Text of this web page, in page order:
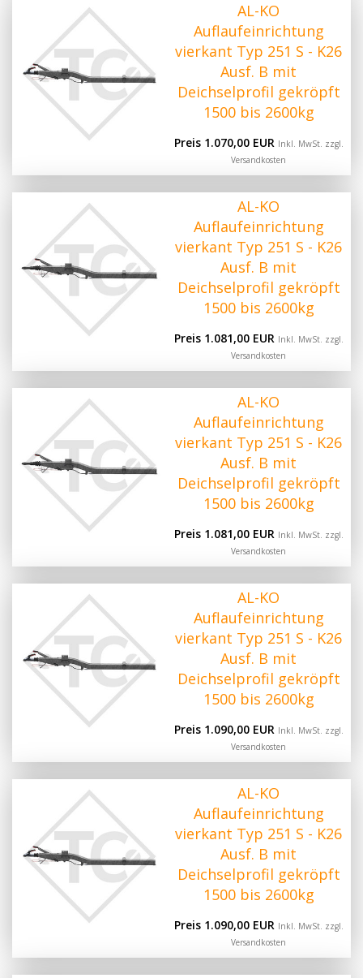
AL-KO
Auflaufeinrichtung
vierkant Typ 251 S - K26
Ausf. B mit
Deichselprofil gekröpft
1500 bis 2600kg
Preis 1.070,00 EUR Inkl. MwSt. zzgl.
Versandkosten
AL-KO
Auflaufeinrichtung
vierkant Typ 251 S - K26
Ausf. B mit
Deichselprofil gekröpft
1500 bis 2600kg
Preis 1.081,00 EUR Inkl. MwSt. zzgl.
Versandkosten
AL-KO
Auflaufeinrichtung
vierkant Typ 251 S - K26
Ausf. B mit
Deichselprofil gekröpft
1500 bis 2600kg
Preis 1.081,00 EUR Inkl. MwSt. zzgl.
Versandkosten
AL-KO
Auflaufeinrichtung
vierkant Typ 251 S - K26
Ausf. B mit
Deichselprofil gekröpft
1500 bis 2600kg
Preis 1.090,00 EUR Inkl. MwSt. zzgl.
Versandkosten
AL-KO
Auflaufeinrichtung
vierkant Typ 251 S - K26
Ausf. B mit
Deichselprofil gekröpft
1500 bis 2600kg
Preis 1.090,00 EUR Inkl. MwSt. zzgl.
Versandkosten